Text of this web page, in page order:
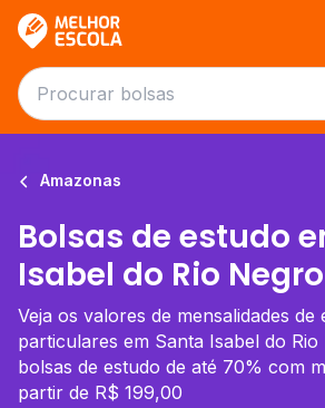
Amazonas
Bolsas de estudo
Isabel do Rio
Veja os valores de mensalidades de
particulares em Santa Isabel do
bolsas de estudo de até 70% com
partir de R$ 199,00